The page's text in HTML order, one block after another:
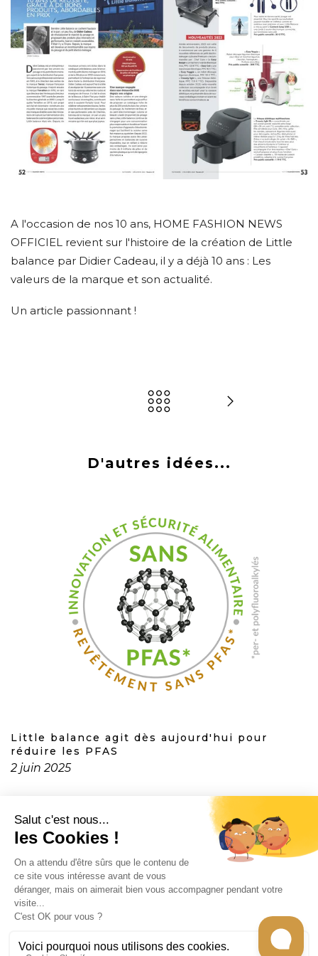
A l'occasion de nos 10 ans, HOME FASHION NEWS
OFFICIEL revient sur l'histoire de la création de Little
balance par Didier Cadeau, il y a déjà 10 ans : Les
valeurs de la marque et son actualité.
Un article passionnant !
D'autres idées...
Little balance agit dès aujourd'hui pour
réduire les PFAS
2 juin 2025
CONTACT
INFORMATION
EN SAVOIR PLUS
RECEVEZ LES RECETTES DE CHEF CARO